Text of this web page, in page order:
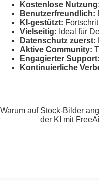
Kostenlose
Benutzerfreundlich:
KI-gestützt:
Vielseitig: Ideal für
Datenschutz zuerst:
Aktive Community:
Engagierter Support:
Kontinuierliche
Warum auf Stock-Bilder
der KI mit